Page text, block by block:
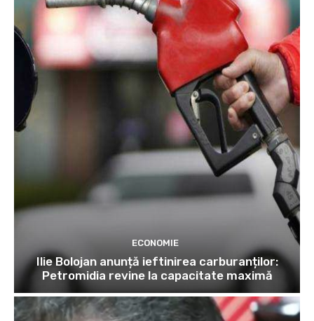
ECONOMIE
Ilie Bolojan anunță ieftinirea carburanților:
Petromidia revine la capacitate maximă